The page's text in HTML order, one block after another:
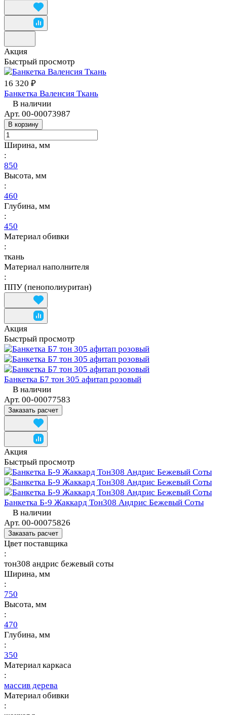
Акция
Быстрый просмотр
16 320 ₽
Банкетка Валенсия Ткань
В наличии
Арт. 00-00073987
В корзину
Ширина, мм
:
850
Высота, мм
:
460
Глубина, мм
:
450
Материал обивки
:
ткань
Материал наполнителя
:
ППУ (пенополиуритан)
Акция
Быстрый просмотр
Банкетка Б7 тон 305 афитап розовый
В наличии
Арт. 00-00077583
Заказать расчет
Акция
Быстрый просмотр
Банкетка Б-9 Жаккард Тон308 Андрис Бежевый Соты
В наличии
Арт. 00-00075826
Заказать расчет
Цвет поставщика
:
тон308 андрис бежевый соты
Ширина, мм
:
750
Высота, мм
:
470
Глубина, мм
:
350
Материал каркаса
:
массив дерева
Материал обивки
: